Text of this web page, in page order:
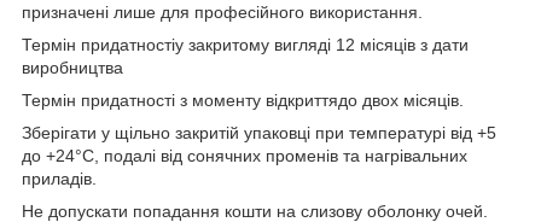
призначені лише для професійного використання.
Термін придатностіу закритому вигляді 12 місяців з дати
виробництва
Термін придатності з моменту відкриттядо двох місяців.
Зберігати у щільно закритій упаковці при температурі від +5
до +24°C, подалі від сонячних променів та нагрівальних
приладів.
Не допускати попадання кошти на слизову оболонку очей.